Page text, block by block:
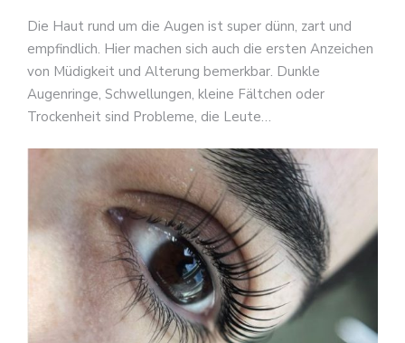
Die Haut rund um die Augen ist super dünn, zart und
empfindlich. Hier machen sich auch die ersten Anzeichen
von Müdigkeit und Alterung bemerkbar. Dunkle
Augenringe, Schwellungen, kleine Fältchen oder
Trockenheit sind Probleme, die Leute…